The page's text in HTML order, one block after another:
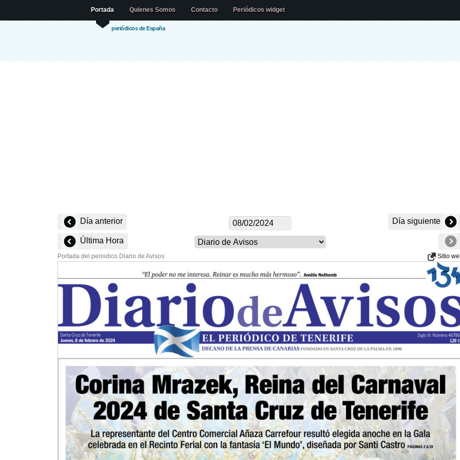
periódicos de España
Portada Quienes Somos Contacto Periódicos widget
Día anterior Día siguiente
Última Hora
Portada del periodico Diario de Avisos: Sitio